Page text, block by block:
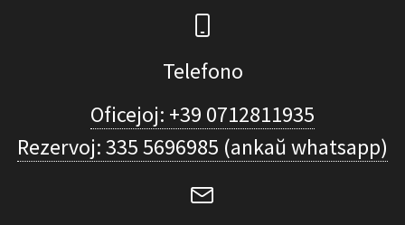
Telefono
Oficejoj: +39 0712811935
Rezervoj: 335 5696985 (ankaŭ whatsapp)